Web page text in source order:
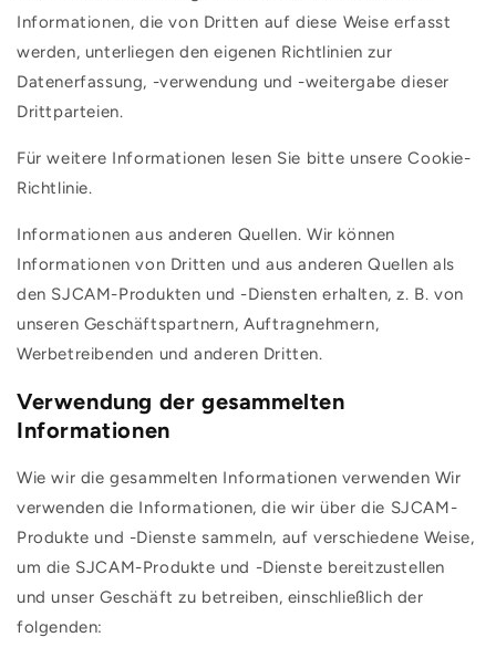
Informationen, die von Dritten auf diese Weise erfasst
werden, unterliegen den eigenen Richtlinien zur
Datenerfassung, -verwendung und -weitergabe dieser
Drittparteien.
Für weitere Informationen lesen Sie bitte unsere Cookie-
Richtlinie.
Informationen aus anderen Quellen. Wir können
Informationen von Dritten und aus anderen Quellen als
den SJCAM-Produkten und -Diensten erhalten, z. B. von
unseren Geschäftspartnern, Auftragnehmern,
Werbetreibenden und anderen Dritten.
Verwendung der gesammelten
Informationen
Wie wir die gesammelten Informationen verwenden Wir
verwenden die Informationen, die wir über die SJCAM-
Produkte und -Dienste sammeln, auf verschiedene Weise,
um die SJCAM-Produkte und -Dienste bereitzustellen
und unser Geschäft zu betreiben, einschließlich der
folgenden: